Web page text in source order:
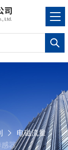
电磁流量
器